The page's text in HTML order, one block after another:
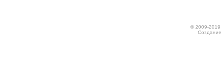
© 2009-